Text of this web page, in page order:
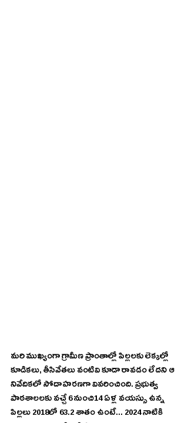
మరి ముఖ్యంగా గ్రామీణ ప్రాంతాల్లో పిల్లలకు లెక్కల్లో
కూడికలు, తీసివేతలు వంటివి కూడా రావడం లేదని ఆ
నివేదికలో సోదాహరణగా వివరించింది. ప్రభుత్వ
పాఠశాలలకు వచ్చే 6 నుంచి14 ఏళ్ల వయస్సు ఉన్న
పిల్లలు 2018లో 63.2 శాతం ఉంటే... 2024 నాటికి